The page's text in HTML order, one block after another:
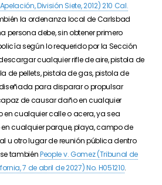
División Siete, 2012) 210 Cal.
la ordenanza local de Carlsbad
persona debe, sin obtener primero
según lo requerido por la Sección
cualquier rifle de aire, pistola de
de pellets, pistola de gas, pistola de
para disparar o propulsar
de causar daño en cualquier
en cualquier calle o acera, ya sea
cualquier parque, playa, campo de
u otro lugar de reunión pública dentro
tambiénPeople v. Gomez (Tribunal de
7 de abril de 2027) No. H051210.